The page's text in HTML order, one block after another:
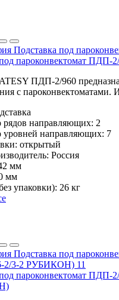
пароконвектомат ПДП-
ПДП-2/960
с пароконвектоматами.
рядов направляющих: 2
уровней направляющих: 7
открытый
Россия
мм
мм
упаковки): 26 кг
пароконвектомат